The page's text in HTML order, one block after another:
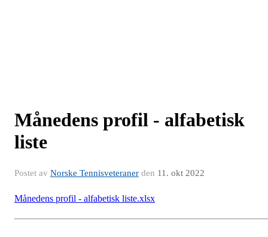
Månedens profil - alfabetisk
liste
Postet av Norske Tennisveteraner den 11. okt 2022
Månedens profil - alfabetisk liste.xlsx